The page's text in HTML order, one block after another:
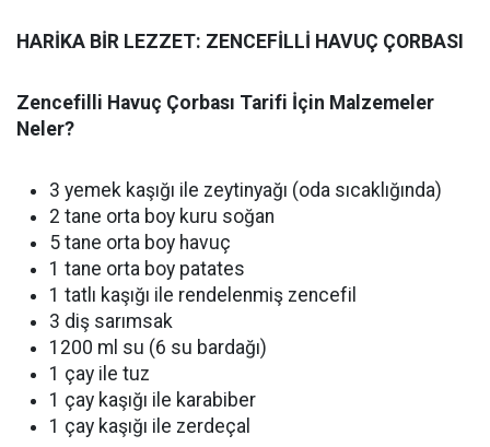
HARİKA BİR LEZZET: ZENCEFİLLİ HAVUÇ ÇORBASI
Zencefilli Havuç Çorbası Tarifi İçin Malzemeler
Neler?
3 yemek kaşığı ile zeytinyağı (oda sıcaklığında)
2 tane orta boy kuru soğan
5 tane orta boy havuç
1 tane orta boy patates
1 tatlı kaşığı ile rendelenmiş zencefil
3 diş sarımsak
1200 ml su (6 su bardağı)
1 çay ile tuz
1 çay kaşığı ile karabiber
1 çay kaşığı ile zerdeçal